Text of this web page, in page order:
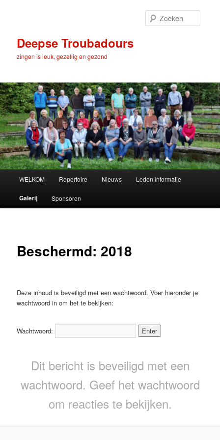
inhoudDeepse Troubadours
zingen is leuk, gezellig en gezond
WELKOM Repertoire Nieuws Leden informatie
Galerij Sponsoren
Beschermd: 2018
Deze inhoud is beveiligd met een wachtwoord. Voer hieronder je
wachtwoord in om het te bekijken:
Wachtwoord:
Dit bericht is beveiligd met een
wachtwoord. Geef het wachtwoord
om reacties te bekijken.